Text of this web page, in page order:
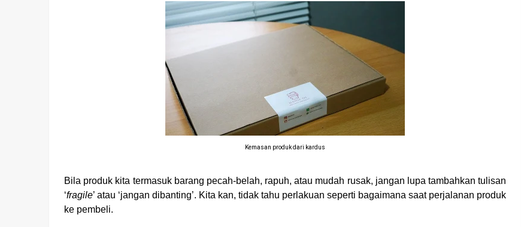
Kemasan produk dari kardus
Bila produk kita termasuk barang pecah-belah, rapuh, atau mudah rusak, jangan lupa tambahkan tulisan
‘fragile’ atau ‘jangan dibanting’. Kita kan, tidak tahu perlakuan seperti bagaimana saat perjalanan produk
ke pembeli.